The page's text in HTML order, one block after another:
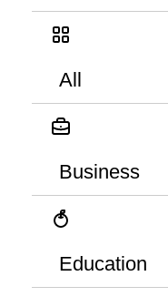
All
Business
Education